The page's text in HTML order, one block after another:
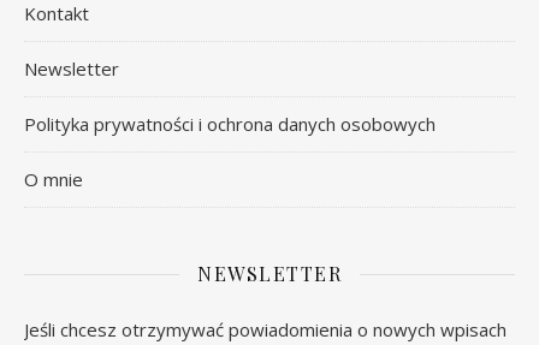
Kontakt
Newsletter
Polityka prywatności i ochrona danych osobowych
O mnie
NEWSLETTER
Jeśli chcesz otrzymywać powiadomienia o nowych wpisach